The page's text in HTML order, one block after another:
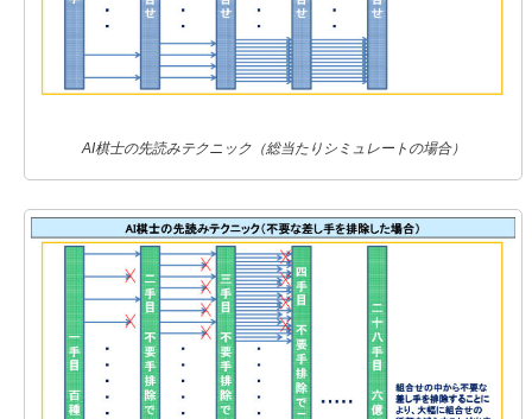
AI棋士の先読みテクニック（総当たりシミュレートの場合）